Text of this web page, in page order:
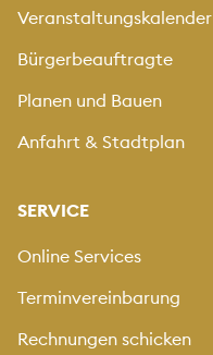
Veranstaltungskalender
Bürgerbeauftragte
Planen und Bauen
Anfahrt & Stadtplan
SERVICE
Online Services
Terminvereinbarung
Rechnungen schicken